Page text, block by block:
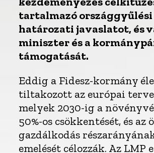
tartalmazó országgyűlési
határozati javaslatot, és
miniszter és a
támogatását.
Eddig a Fidesz-kormány
tiltakozott az európai
melyek 2030-ig a
50%-os csökkentését, és az
gazdálkodás
emelését célozzák. Az LMP